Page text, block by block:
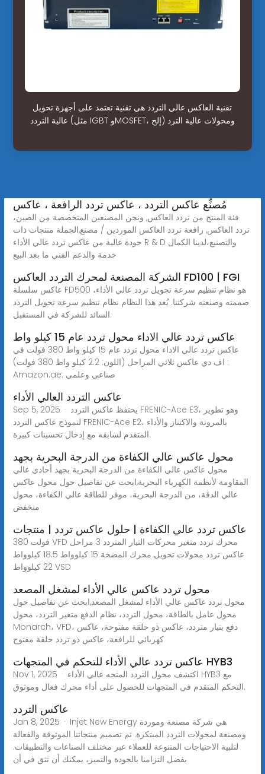
تقنية العاكس عالي التردد هي تقنية تعتمد على أجهزة تحويل
عالية التردد (مثل IGBT وMOSFET، إلخ) ومحولات عالية الترد
مُصنِّع عاكس التردد ، عاكس تردد الرافعة ، عاكس
فئة المنتج من تردد العاكس, ونحن المصنعين المتخصصة من الصين،
تردد العاكس, رافعة تردد العاكس الموردين / مصنع,الجملة منتجات ذات
جودة عالية من عاكس تردد عالي الأداء R & D والتصنيع،لدينا الكمال
خدمة والدعم الفني ما بعد البيع
الشركة المصنعة لمحرك التردد العاكس FD100 | FGI
عاكس سلسلة FD500 هو نظام تنظيم سرعة تحويل تردد عالي الأداء،
صممته وصنعته شركتنا. يُعد هذا النظام نظام تنظيم سرعة تحويل التردد
السائد للشركة في المستقبل.
عاكس تردد عالي الاداء محول تردد عام 15 كيلو واط
عاكس تردد عالي الاداء محول تردد عام 15 كيلو واط 380 فولت في
اف دي عاكس ثلاثي المراحل (اللون: 2.2 كيلو واط 380 فولت) :
Amazon.ae: صناعي وعلمي
عاكس التردد العالي الأداء
Sep 5, 2025 · يحتفظ عاكس التردد FRENIC-Ace E3، وهو تطوير
لنموذج عاكس التردد FRENIC-Ace E2، بالمرونة والاكتناز والأداء
المتقدم لسابقه مع إدخال تحسينات كبيرة.
محول عاكس عالي الكفاءة من الدرجة البحرية بجهد
محول عاكس عالي الكفاءة من الدرجة البحرية بجهد أحادي عالي
المقاومة لأنظمة الكهرباء البحرية,ابحث عن تفاصيل حول محول عاكس
عالي الدقة، من الدرجة البحرية، موفر للطاقة عالي الكفاءة، محول
منخفض
عاكس تردد عالي الكفاءة | حلول عاكس تردد | منتجات
380 فولت VFD محرك تردد متغير محركات التيار المتردد 3 مراحل
عاكس تردد محولات تحويل محرك المضخة 15 كيلوواط 18.5 كيلوواط
22 كيلوواط VSD
محول تردد عاكس عالي الأداء لمشغل المصعد
محول تردد عاكس عالي الأداء لمشغل المصعد,ابحث عن تفاصيل حول
محول عامل بالطاقة، محول التردد، نظام الدفع متغير التردد، محول
Monarch، VFD، دفع بتيار متردد، عاكس ذو حلقة مفتوحة، عاكس
كهربائي للرافعة، عاكس ذو تردد حلقة مفتوح
عاكس تردد عالي الأداء للتحكم في المتجهات HYB3
Nov 1, 2025 · اكتشف محول التردد المتجه عالي الأداء HYB3 مع
التحكم المتقدم في المتجهات للحصول على أداء محرك فعال وموثوق.
عاكس التردد
Jan 8, 2025 · Injet New Energy هي شركة مصنعة وموردة
ومصنعة لمحولات التردد المبتكرة. تم تصميم منتجاتنا الموثوقة والفعالة
لتلبية الاحتياجات المتنوعة للعملاء عبر مختلف الصناعات والتطبيقات.
بفضل التزامنا بالجودة والتميز، يمكنك أن تثق في أن